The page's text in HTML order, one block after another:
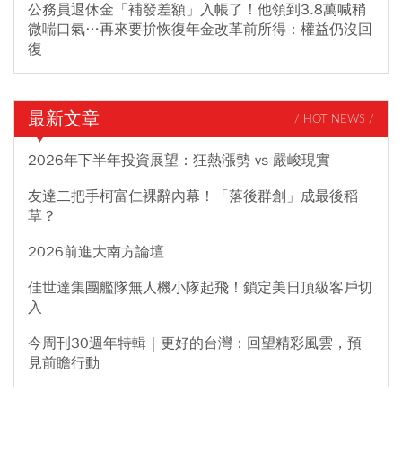
公務員退休金「補發差額」入帳了！他領到3.8萬喊稍
微喘口氣…再來要拚恢復年金改革前所得：權益仍沒回
復
最新文章 / HOT NEWS /
2026年下半年投資展望：狂熱漲勢 vs 嚴峻現實
友達二把手柯富仁裸辭內幕！「落後群創」成最後稻
草？
2026前進大南方論壇
佳世達集團艦隊無人機小隊起飛！鎖定美日頂級客戶切
入
今周刊30週年特輯｜更好的台灣：回望精彩風雲，預
見前瞻行動